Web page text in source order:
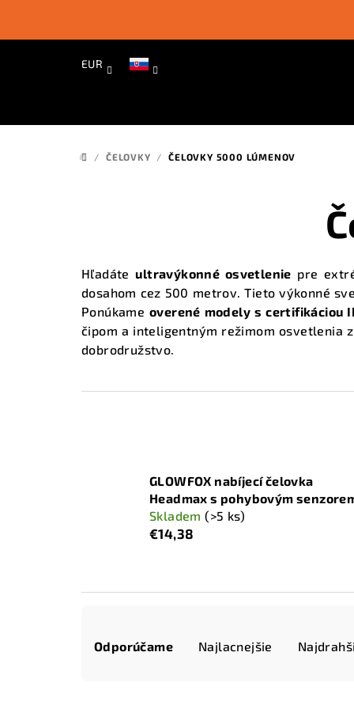
EUR
DOMOV
/ ČELOVKY / ČELOVKY 5000 LÚMENOV
Hľadáteultravýkonné osvetlenie pre
dosahom cez 500 metrov. Tieto výkonné
Ponúkameoverené modely s certifikáciou
čipom a inteligentným režimom osvetlenia
dobrodružstvo.
GLOWFOX nabíjecí čelovka
Headmax s pohybovým
Skladem(>5 ks)
€14,38
aOdporúčame Najlacnejšie